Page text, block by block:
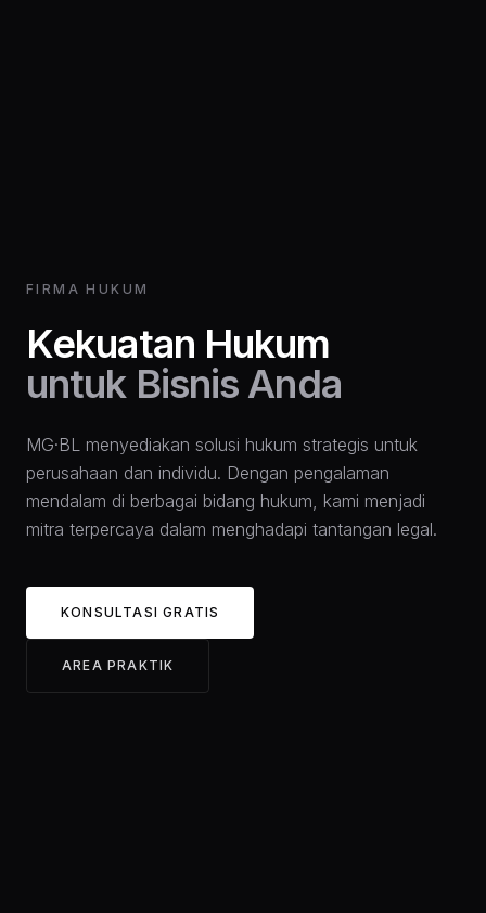
FIRMA HUKUM
Kekuatan Hukum
untuk Bisnis Anda
MG·BL menyediakan solusi hukum strategis untuk
perusahaan dan individu. Dengan pengalaman
mendalam di berbagai bidang hukum, kami menjadi
mitra terpercaya dalam menghadapi tantangan legal.
KONSULTASI GRATIS
AREA PRAKTIK